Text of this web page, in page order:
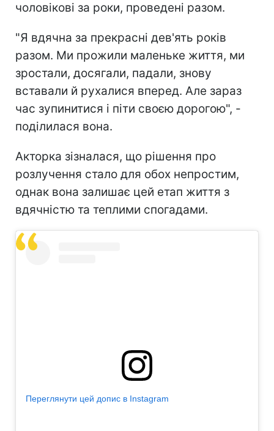
чоловікові за роки, проведені разом.
"Я вдячна за прекрасні дев'ять років
разом. Ми прожили маленьке життя, ми
зростали, досягали, падали, знову
вставали й рухалися вперед. Але зараз
час зупинитися і піти своєю дорогою", -
поділилася вона.
Акторка зізналася, що рішення про
розлучення стало для обох непростим,
однак вона залишає цей етап життя з
вдячністю та теплими спогадами.
Переглянути цей допис в Instagram